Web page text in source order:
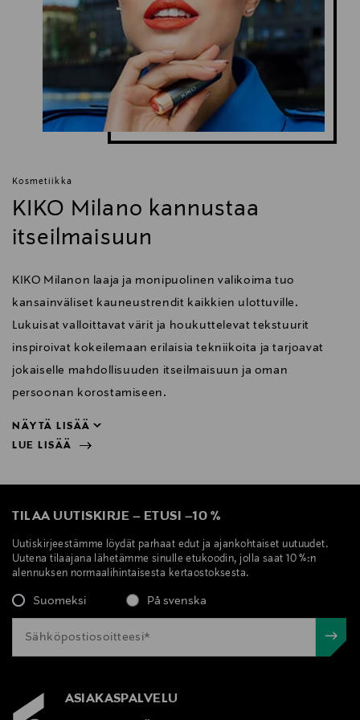
KIKO Milano, meikkipuuteri, meikki, kasvot
Kosmetiikka
KIKO Milano kannustaa
itseilmaisuun
KIKO Milanon laaja ja monipuolinen valikoima tuo
kansainväliset kauneustrendit kaikkien ulottuville.
Lukuisat valloittavat värit ja houkuttelevat tekstuurit
inspiroivat kokeilemaan erilaisia tekniikoita ja tarjoavat
jokaiselle mahdollisuuden itseilmaisuun ja oman
persoonan korostamiseen.
NÄYTÄ LISÄÄ
LUE LISÄÄ
LUE LISÄÄ
TILAA UUTISKIRJE – ETUSI –10 %
Uutiskirjeestämme löydät parhaat edut ja ajankohtaiset uutuudet.
Uutena tilaajana lähetämme sinulle etukoodin, jolla saat 10 %:n
alennuksen normaalihintaisesta kertaostoksesta.
Suomeksi På svenska
ASIAKASPALVELU